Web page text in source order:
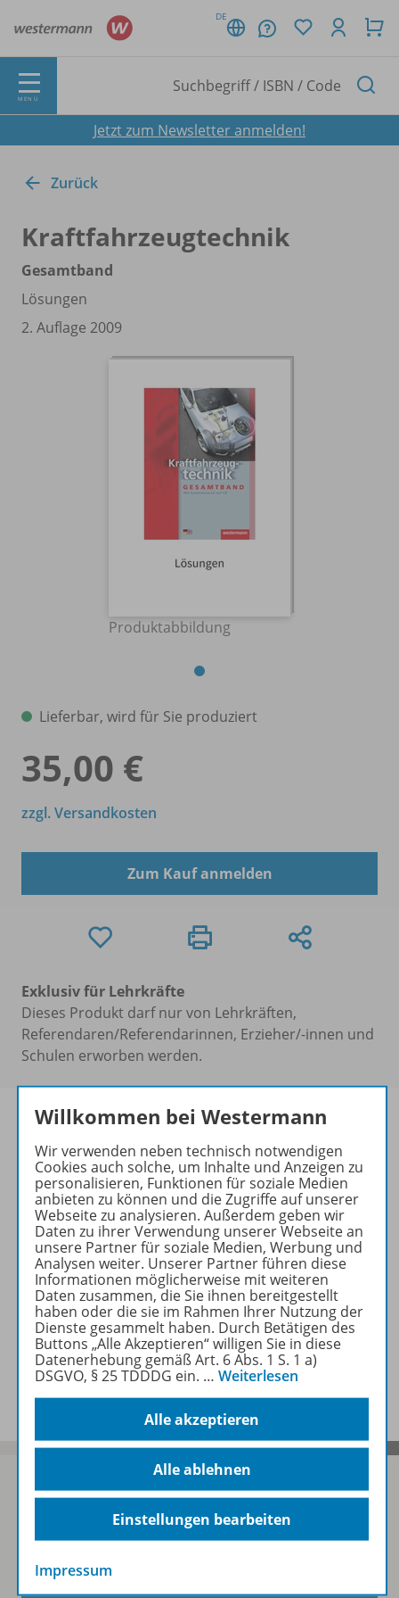
DE
MENÜ
Jetzt zum Newsletter anmelden!
Zurück
Kraftfahrzeugtechnik
Gesamtband
Lösungen
2. Auflage 2009
Produktabbildung
Lieferbar, wird für Sie produziert
35,00 €
zzgl. Versandkosten
Zum Kauf anmelden
Exklusiv für Lehrkräfte
Dieses Produkt darf nur von Lehrkräften,
Referendaren/Referendarinnen, Erzieher/-innen und
Schulen erworben werden.
Produktinformationen
Beschreibung
Zugehörige Produkte
Benachrichtigungs-Service
Sofort profitieren
Willkommen bei Westermann
Wir verwenden neben technisch notwendigen
Cookies auch solche, um Inhalte und Anzeigen zu
personalisieren, Funktionen für soziale Medien
anbieten zu können und die Zugriffe auf unserer
Webseite zu analysieren. Außerdem geben wir
Daten zu ihrer Verwendung unserer Webseite an
unsere Partner für soziale Medien, Werbung und
Analysen weiter. Unserer Partner führen diese
Informationen möglicherweise mit weiteren
Daten zusammen, die Sie ihnen bereitgestellt
haben oder die sie im Rahmen Ihrer Nutzung der
Dienste gesammelt haben. Durch Betätigen des
Buttons „Alle Akzeptieren“ willigen Sie in diese
Datenerhebung gemäß Art. 6 Abs. 1 S. 1 a)
DSGVO, § 25 TDDDG ein. … Weiterlesen
Alle akzeptieren
Alle ablehnen
Einstellungen bearbeiten
Impressum